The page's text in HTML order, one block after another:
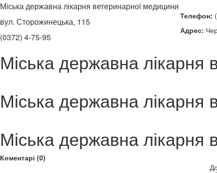
Телефон:
Адрес:
Міська державна лікарня ветеринарної медицини
вул. Сторожинецька, 115
(0372) 4-75-95
Міська державна лікарня
Міська державна лікарня
Міська державна лікарня
Коментарі (0)